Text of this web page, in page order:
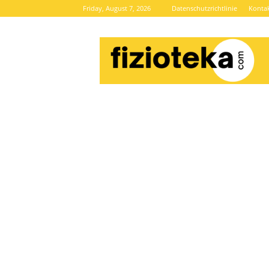
Friday, August 7, 2026 Datenschutzrichtlinie
Brze
vijesti